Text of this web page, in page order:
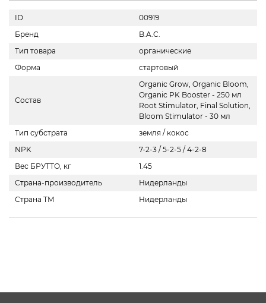
ID
00919
Бренд
B.A.C.
Тип товара
органические
Форма
стартовый
Состав
Organic Grow, Organic Bloom,
Organic PK Booster - 250 мл
Root Stimulator, Final Solution,
Bloom Stimulator - 30 мл
Тип субстрата
земля / кокос
NPK
7-2-3 / 5-2-5 / 4-2-8
Вес БРУТТО, кг
1.45
Страна-производитель
Нидерланды
Страна ТМ
Нидерланды